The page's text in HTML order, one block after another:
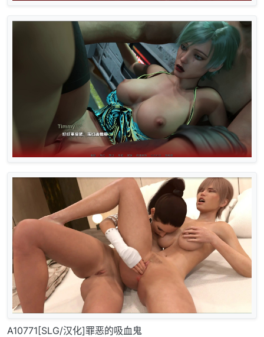
A10771[SLG/汉化]罪恶的吸血鬼